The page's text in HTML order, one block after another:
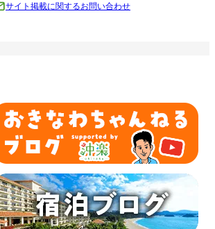
サイト掲載に関するお問い合わせ